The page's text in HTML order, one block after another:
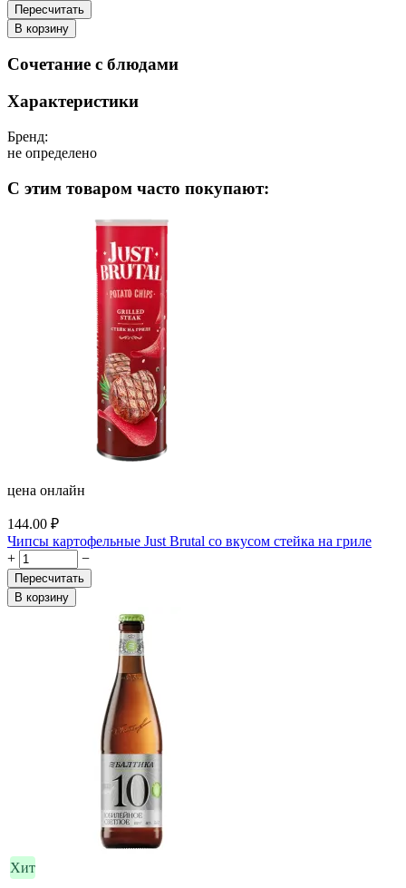
Пересчитать
В корзину
Сочетание с блюдами
Характеристики
Бренд:
не определено
С этим товаром часто покупают:
цена онлайн
144.00 ₽
Чипсы картофельные Just Brutal со вкусом стейка на гриле
+
−
Пересчитать
В корзину
Хит